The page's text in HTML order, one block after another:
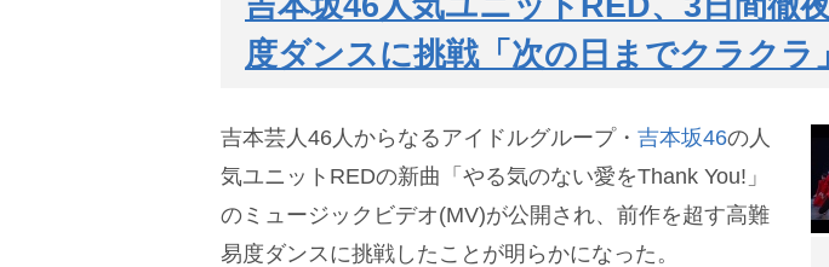
度ダンスに挑戦「次の日までクラクラ」
吉本芸人46人からなるアイドルグループ・ 吉本坂46の人
気ユニットREDの新曲「やる気のない愛をThank You!」
のミュージックビデオ(MV)が公開され、前作を超す高難
易度ダンスに挑戦したことが明らかになった。